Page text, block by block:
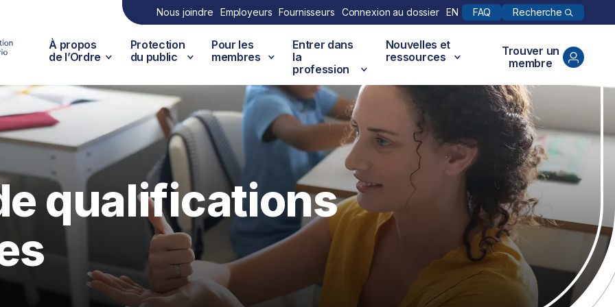
Nous joindre Employeurs Fournisseurs Connexion au dossier EN FAQ Recherche
À propos
de l’Ordre
Protection
du public
Pour les
membres
Entrer dans
la
profession
Nouvelles et
ressources
Trouver un
membre
qualifications